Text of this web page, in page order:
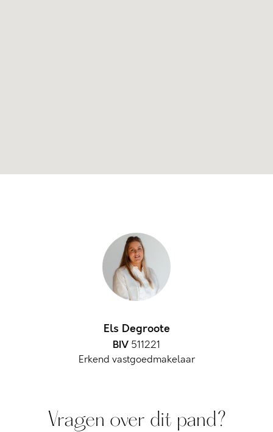
Els Degroote
BIV 511221
Erkend vastgoedmakelaar
Vragen over dit pand?